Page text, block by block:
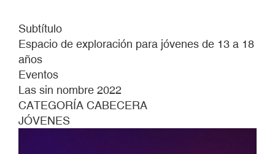
Subtítulo
Espacio de exploración para jóvenes de 13 a 18
años
Eventos
Las sin nombre 2022
CATEGORÍA CABECERA
JÓVENES